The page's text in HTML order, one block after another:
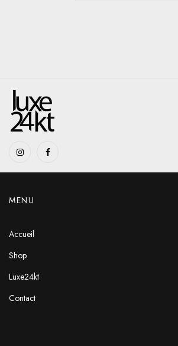
MENU
Accueil
Shop
Luxe24kt
Contact